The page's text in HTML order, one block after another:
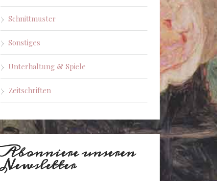
Schnittmuster
Sonstiges
Unterhaltung & Spiele
Zeitschriften
Abonniere unseren
Newsletter